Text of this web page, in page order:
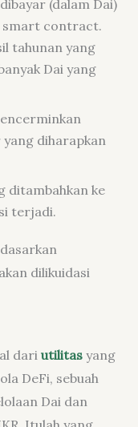
(dalam Dai)
smart contract.
tahunan yang
Dai yang
diharapkan
ditambahkan ke
terjadi.
dilikuidasi
dari utilitasyang
DeFi, sebuah
Dai dan